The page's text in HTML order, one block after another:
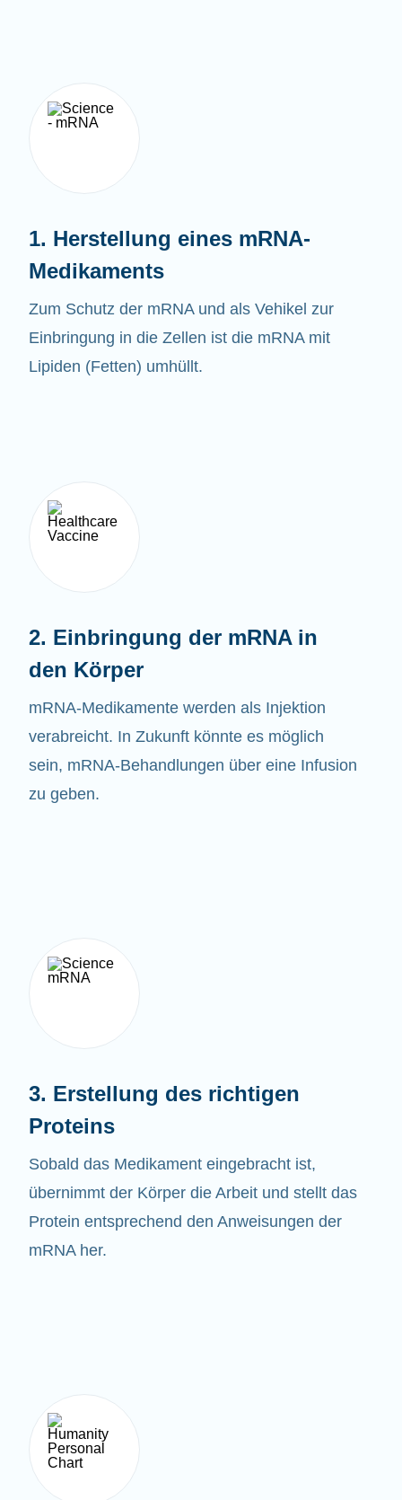
1. Herstellung eines mRNA-
Medikaments
Zum Schutz der mRNA und als Vehikel zur
Einbringung in die Zellen ist die mRNA mit
Lipiden (Fetten) umhüllt.
2. Einbringung der mRNA in
den Körper
mRNA-Medikamente werden als Injektion
verabreicht. In Zukunft könnte es möglich
sein, mRNA-Behandlungen über eine Infusion
zu geben.
3. Erstellung des richtigen
Proteins
Sobald das Medikament eingebracht ist,
übernimmt der Körper die Arbeit und stellt das
Protein entsprechend den Anweisungen der
mRNA her.